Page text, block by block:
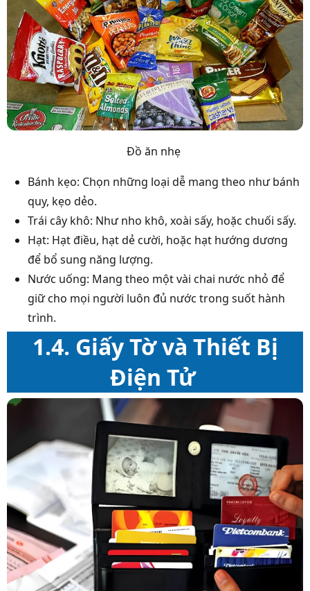
Đồ ăn nhẹ
Bánh kẹo: Chọn những loại dễ mang theo như bánh
quy, kẹo dẻo.
Trái cây khô: Như nho khô, xoài sấy, hoặc chuối sấy.
Hạt: Hạt điều, hạt dẻ cười, hoặc hạt hướng dương
để bổ sung năng lượng.
Nước uống: Mang theo một vài chai nước nhỏ để
giữ cho mọi người luôn đủ nước trong suốt hành
trình.
1.4. Giấy Tờ và Thiết Bị
Điện Tử